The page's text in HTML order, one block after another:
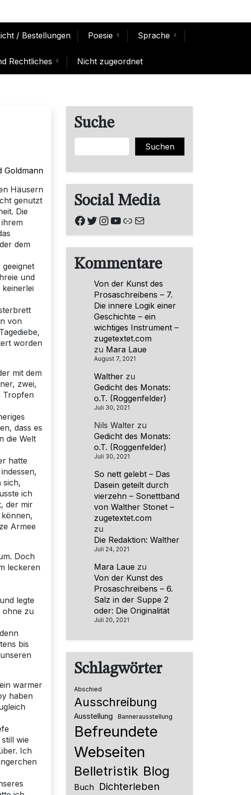
/ Bestellungen Poesie Sprache
Rechtliches Nicht zugeordnet
Goldmann
Häusern
genutzt
Die
dem
und
von
worden
mit dem
zwei,
Tropfen
dass es
die Welt
hatte
sich,
ich
der mir
Armee
Doch
leckeren
legte
ohne zu
bis
warmer
haben
wie
Ich
Suche
Suchen Suchen
Social Media
Facebook
Twitter
Instagram
YouTube
Link
E-Mail
Kommentare
Von der Kunst des
Prosaschreibens – 7.
Die innere Logik einer
Geschichte – ein
wichtiges Instrument –
zugetextet.com
zu Mara Laue
August 7, 2021
Walther zu
Gedicht des Monats:
o.T. (Roggenfelder)
Juli 30, 2021
Nils Walter zu
Gedicht des Monats:
o.T. (Roggenfelder)
Juli 30, 2021
So nett gelebt – Das
Dasein geteilt durch
vierzehn – Sonettband
von Walther Stonet –
zugetextet.com
zu
Die Redaktion: Walther
Juli 24, 2021
Mara Laue zu
Von der Kunst des
Prosaschreibens – 6.
Salz in der Suppe 2
oder: Die Originalität
Juli 20, 2021
Schlagwörter
Abschied
Ausschreibung
Ausstellung Bannerausstellung
Befreundete
Webseiten
Belletristik Blog
Buch Dichterleben